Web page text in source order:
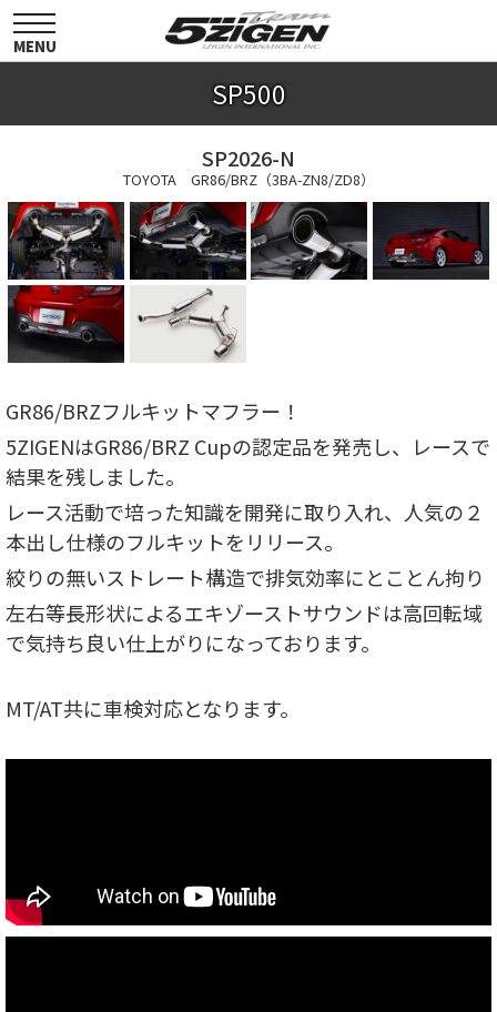
toggle
navigation
MENU
SP500
SP2026-N
TOYOTA GR86/BRZ（3BA-ZN8/ZD8）
GR86/BRZフルキットマフラー！
5ZIGENはGR86/BRZ Cupの認定品を発売し、レースで
結果を残しました。
レース活動で培った知識を開発に取り入れ、人気の２
本出し仕様のフルキットをリリース。
絞りの無いストレート構造で排気効率にとことん拘り
左右等長形状によるエキゾーストサウンドは高回転域
で気持ち良い仕上がりになっております。
MT/AT共に車検対応となります。